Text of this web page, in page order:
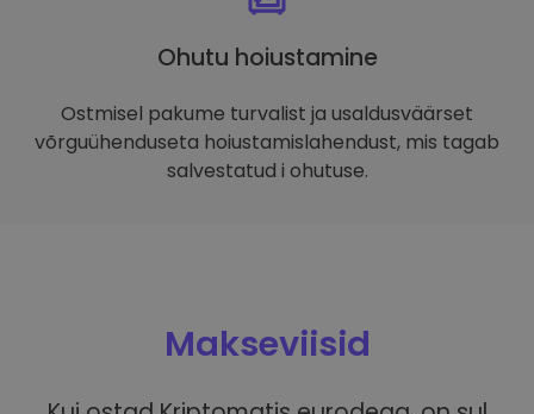
Ohutu hoiustamine
Ostmisel pakume turvalist ja usaldusväärset
võrguühenduseta hoiustamislahendust, mis tagab
salvestatud i ohutuse.
Makseviisid